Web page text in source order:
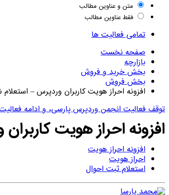
متن و عناوین مطالب
فقط عناوین مطالب
تمامی فعالیت ها
صفحه نخست
بازارچه
بخش خرید و فروش
بخش فروش
افزونه احراز هویت کاربران وردپرس – استعلام
توقف فعالیت انجمن وردپرس پارسی، و ادامه
افزونه احراز هویت
افزونه احراز هویت
احراز هویت
استعلام ثبت احوال